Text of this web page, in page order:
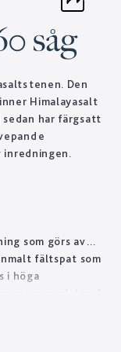
såg
Den
Himalayasalt
har färgsatt
som görs av
fältspat som
i höga
att forma.
ofta kräver